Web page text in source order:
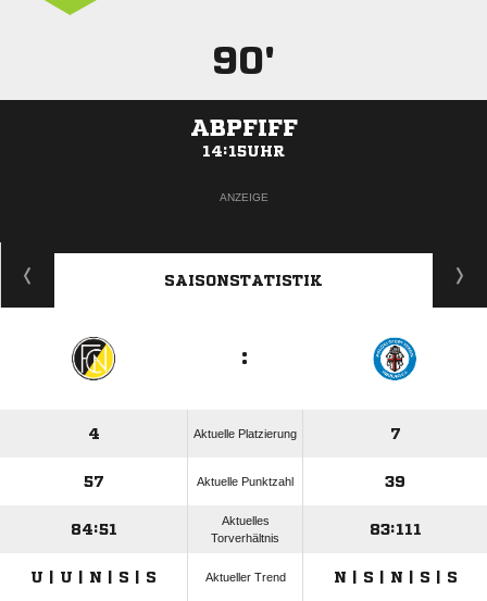
90'
ABPFIFF
14:15UHR
ANZEIGE
SAISONSTATISTIK
:
4 Aktuelle Platzierung 7
57 Aktuelle Punktzahl 39
84:51
Aktuelles
Torverhältnis
83:111
U | U | N | S | S Aktueller Trend N | S | N | S | S